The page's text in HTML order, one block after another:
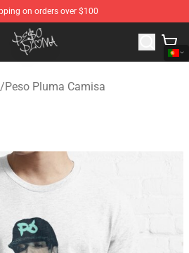
on orders over $100
Official Peso Pluma Merchandise
/Peso Pluma Camisa